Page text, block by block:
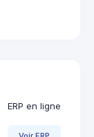
ERP en ligne